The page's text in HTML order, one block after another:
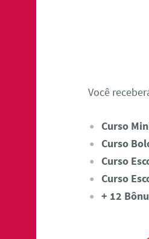
Você
Curso
Curso
Curso
Curso
+ 12